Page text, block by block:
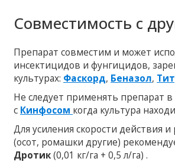
Совместимость с
Препарат совместим и может
инсектицидов и фунгицидов,
культурах: Фаскорд, Беназол,
Не следует применять препарат
с Кинфосом когда культура
Для усиления скорости действия
(осот, ромашки другие)
Дротик(0,01 кг/га + 0,5 л/га) .